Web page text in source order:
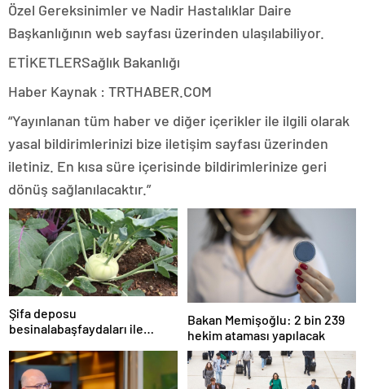
Özel Gereksinimler ve Nadir Hastalıklar Daire
Başkanlığının web sayfası üzerinden ulaşılabiliyor.
ETİKETLERSağlık Bakanlığı
Haber Kaynak : TRTHABER.COM
“Yayınlanan tüm haber ve diğer içerikler ile ilgili olarak
yasal bildirimlerinizi bize iletişim sayfası üzerinden
iletiniz. En kısa süre içerisinde bildirimlerinize geri
dönüş sağlanılacaktır.”
Şifa deposu
besinalabaşfaydaları ile
koruyan mucize besin
alabaş…
Bakan Memişoğlu: 2 bin 239
hekim ataması yapılacak